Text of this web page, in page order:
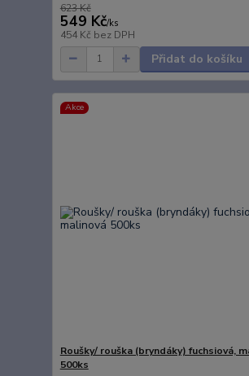
623 Kč
549 Kč/ks
454 Kč bez DPH
Přidat do košíku
Akce
Roušky/ rouška (bryndáky) fuchsiová,
500ks